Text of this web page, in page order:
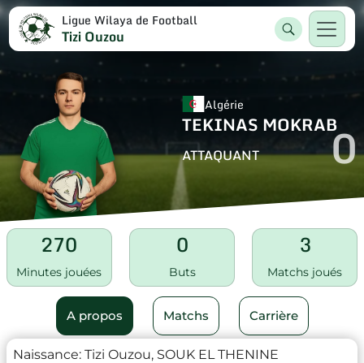
Ligue Wilaya de Football
Tizi Ouzou
Algérie
TEKINAS MOKRAB
ATTAQUANT 0
270
Minutes jouées
0
Buts
3
Matchs joués
A propos Matchs Carrière
Naissance: Tizi Ouzou, SOUK EL THENINE